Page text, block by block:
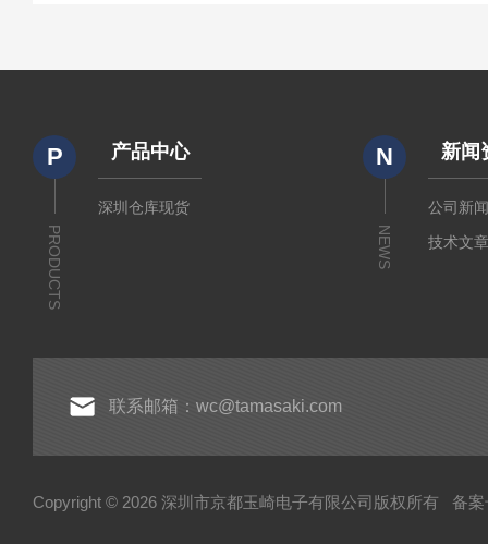
P
PRODUCTS
产品中心
深圳仓库现货
N
NEWS
新闻
公司新
技术文
联系邮箱：wc@tamasaki.com
Copyright © 2026 深圳市京都玉崎电子有限公司版权所有 备案